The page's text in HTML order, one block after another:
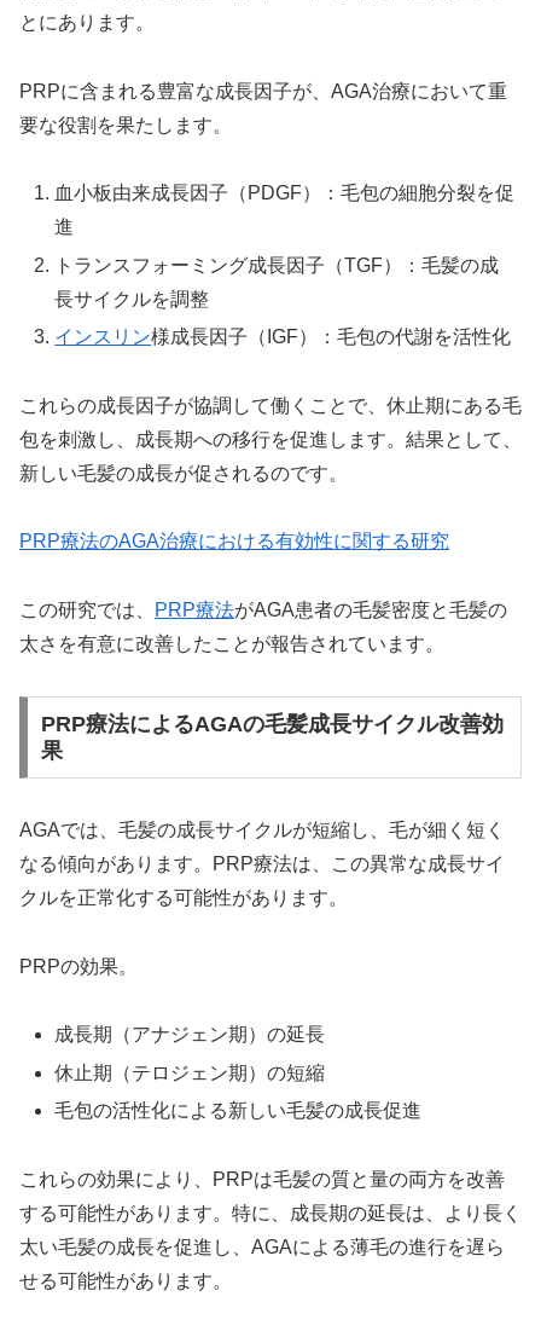
とにあります。
PRPに含まれる豊富な成長因子が、AGA治療において重
要な役割を果たします。
血小板由来成長因子（PDGF）：毛包の細胞分裂を促
進
トランスフォーミング成長因子（TGF）：毛髪の成
長サイクルを調整
インスリン様成長因子（IGF）：毛包の代謝を活性化
これらの成長因子が協調して働くことで、休止期にある毛
包を刺激し、成長期への移行を促進します。結果として、
新しい毛髪の成長が促されるのです。
PRP療法のAGA治療における有効性に関する研究
この研究では、 PRP療法がAGA患者の毛髪密度と毛髪の
太さを有意に改善したことが報告されています。
PRP療法によるAGAの毛髪成長サイクル改善効
果
AGAでは、毛髪の成長サイクルが短縮し、毛が細く短く
なる傾向があります。PRP療法は、この異常な成長サイ
クルを正常化する可能性があります。
PRPの効果。
成長期（アナジェン期）の延長
休止期（テロジェン期）の短縮
毛包の活性化による新しい毛髪の成長促進
これらの効果により、PRPは毛髪の質と量の両方を改善
する可能性があります。特に、成長期の延長は、より長く
太い毛髪の成長を促進し、AGAによる薄毛の進行を遅ら
せる可能性があります。